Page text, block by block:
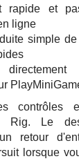
rapide et
ligne
simple
Rig. Le
retour
lorsque